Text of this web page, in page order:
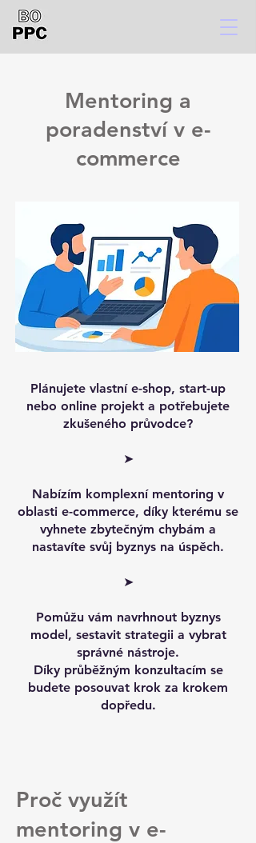
Mentoring a
poradenství v e-
commerce
Plánujete vlastní e-shop, start-up
nebo online projekt a potřebujete
zkušeného průvodce?
➤
Nabízím komplexní mentoring v
oblasti e-commerce, díky kterému se
vyhnete zbytečným chybám a
nastavíte svůj byznys na úspěch.
➤
Pomůžu vám navrhnout byznys
model, sestavit strategii a vybrat
správné nástroje.
Díky průběžným konzultacím se
budete posouvat krok za krokem
dopředu.
Proč využít
mentoring v e-